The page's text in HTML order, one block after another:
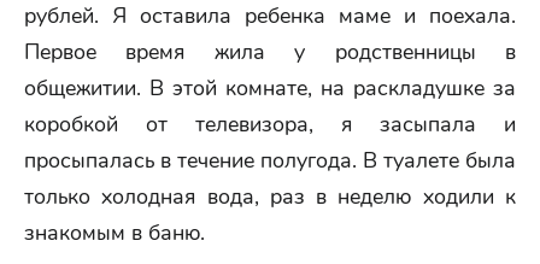
рублей. Я оставила ребенка маме и поехала.
Первое время жила у родственницы в
общежитии. В этой комнате, на раскладушке за
коробкой от телевизора, я засыпала и
просыпалась в течение полугода. В туалете была
только холодная вода, раз в неделю ходили к
знакомым в баню.